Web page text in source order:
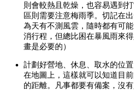
則會較熱且乾燥，也容易遇到
區則需要注意梅雨季。切記在
為天有不測風雲，隨時都有可
消行程，但總比困在暴風雨來
畫是必要的）
計劃好營地、休息、取水的位
在地圖上，這樣就可以知道目
的距離。凡事都要有備案，沒